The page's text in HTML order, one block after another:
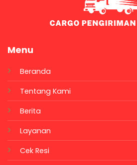
Menu
Beranda
Tentang Kami
Berita
Layanan
Cek Resi